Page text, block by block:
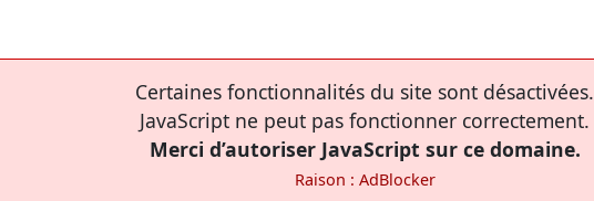
Certaines fonctionnalités du site sont désactivées.
JavaScript ne peut pas fonctionner correctement.
Merci d’autoriser JavaScript sur ce domaine.
Raison : AdBlocker